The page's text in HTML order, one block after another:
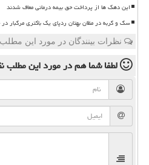
این دهک ها از پرداخت حق بیمه درمانی معاف شدند
سگ و گربه در مظان بهتان ردپای یک باکتری مرگبار
نظرات بینندگان در مورد این مطلب
لطفا شما همدر مورد این مطلب